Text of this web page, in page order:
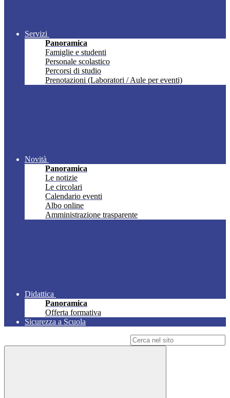
Servizi
Panoramica
Famiglie e studenti
Personale scolastico
Percorsi di studio
Prenotazioni (Laboratori / Aule per eventi)
Novità
Panoramica
Le notizie
Le circolari
Calendario eventi
Albo online
Amministrazione trasparente
Didattica
Panoramica
Offerta formativa
Sicurezza a Scuola